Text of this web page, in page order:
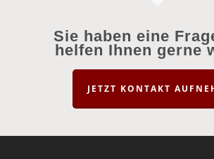
Sie haben eine
helfen Ihnen gerne
JETZT KONTAKT